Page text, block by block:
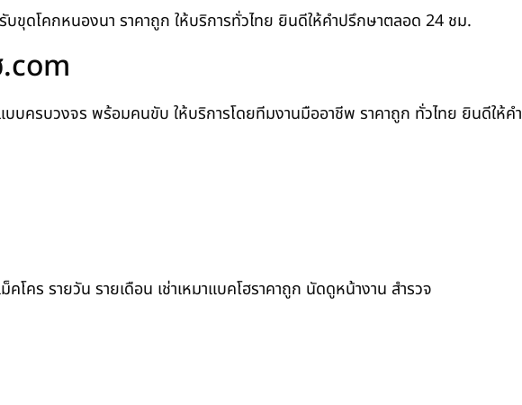
ดโคกหนองนา ราคาถูก ให้บริการทั่วไทย ยินดีให้คำปรึกษาตลอด 24 ชม.
บบครบวงจร พร้อมคนขับ ให้บริการโดยทีมงานมืออาชีพ ราคาถูก ทั่วไทย ยินดีให้คำ
โคร รายวัน รายเดือน เช่าเหมาแบคโฮราคาถูก นัดดูหน้างาน สำรวจ